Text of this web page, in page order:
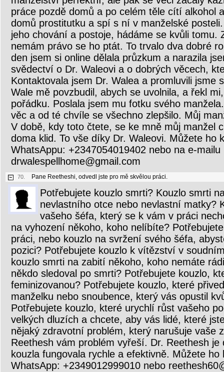
práce pozdě domů a po celém těle cítí alkohol
domů prostitutku a spí s ní v manželské
jeho chování a postoje, hádáme se kvůli tomu.
nemám právo se ho ptát. To trvalo dva dobré
den jsem si online dělala průzkum a narazila
svědectví o Dr. Waleovi a o dobrých věcech,
Kontaktovala jsem Dr. Walea a promluvili jsme
Wale mě povzbudil, abych se uvolnila, a řekl
pořádku. Poslala jsem mu fotku svého
věc a od té chvíle se všechno zlepšilo. Můj
V době, kdy toto čtete, se ke mně můj manžel
doma klid. To vše díky Dr. Waleovi. Můžete ho
WhatsAppu: +2347054019402 nebo na e-mailu
drwalespellhome@gmail.com
70. Pane Reetheshi, odvedl jste pro mě skvělou práci.
Potřebujete kouzlo smrti? Kouzlo smrti
nevlastního otce nebo nevlastní matky?
vašeho šéfa, který se k vám v práci
na vyhození někoho, koho nelíbíte?
práci, nebo kouzlo na svržení svého šéfa,
pozici? Potřebujete kouzlo k vítězství v
kouzlo smrti na zabití někoho, koho nemáte
někdo sledoval po smrti? Potřebujete kouzlo,
feminizovanou? Potřebujete kouzlo, které
manželku nebo snoubence, který vás opustil
Potřebujete kouzlo, které urychlí růst vašeho
velkých dluzích a chcete, aby vás lidé, které
nějaký zdravotní problém, který narušuje vaše
Reethesh vám problém vyřeší. Dr. Reethesh
kouzla fungovala rychle a efektivně. Můžete ho
WhatsApp: +2349012999010 nebo